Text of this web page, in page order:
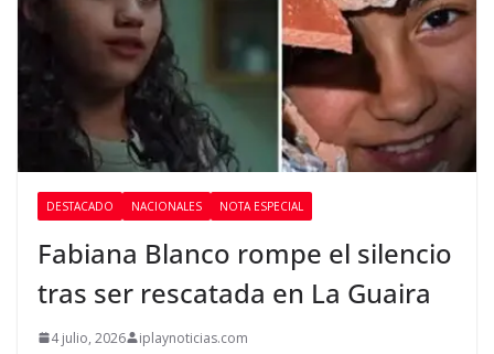
DESTACADO NACIONALES NOTA ESPECIAL
Fabiana Blanco rompe el silencio
tras ser rescatada en La Guaira
4 julio, 2026 iplaynoticias.com